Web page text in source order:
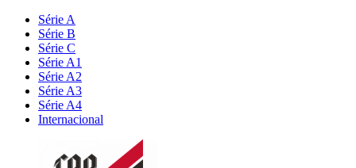
Série A
Série B
Série C
Série A1
Série A2
Série A3
Série A4
Internacional